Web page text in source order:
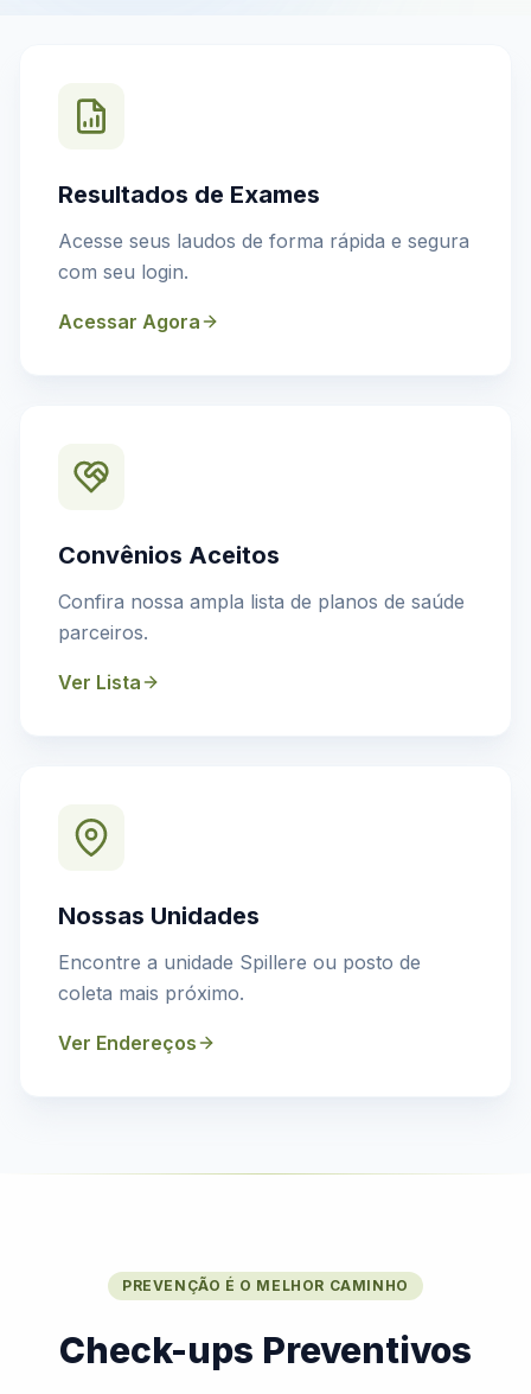
Resultados de Exames
Acesse seus laudos de forma rápida e segura
com seu login.
Acessar Agora
Convênios Aceitos
Confira nossa ampla lista de planos de saúde
parceiros.
Ver Lista
Nossas Unidades
Encontre a unidade Spillere ou posto de
coleta mais próximo.
Ver Endereços
PREVENÇÃO É O MELHOR CAMINHO
Check-ups Preventivos